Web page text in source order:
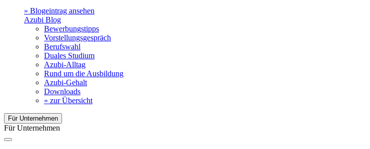
» Blogeintrag ansehen
Azubi Blog
Bewerbungstipps
Vorstellungsgespräch
Berufswahl
Duales Studium
Azubi-Alltag
Rund um die Ausbildung
Azubi-Gehalt
Downloads
» zur Übersicht
Für Unternehmen
Für Unternehmen